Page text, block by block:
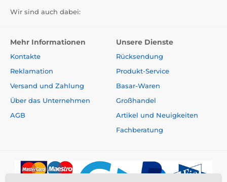
Wir sind auch dabei:
Mehr Informationen
Kontakte
Reklamation
Versand und Zahlung
Über das Unternehmen
AGB
Unsere Dienste
Rücksendung
Produkt-Service
Basar-Waren
Großhandel
Artikel und Neuigkeiten
Fachberatung